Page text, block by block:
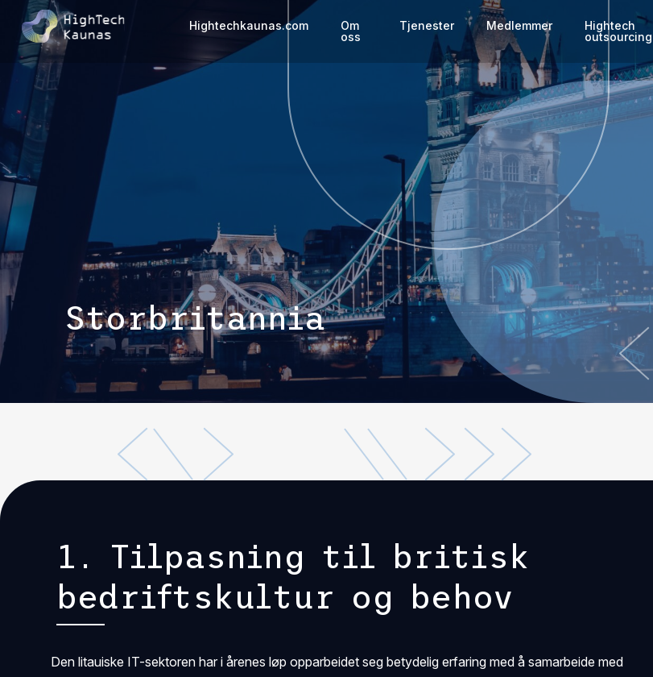
Hightechkaunas.com
Om
oss
Tjenester Medlemmer
Hightech
outsourcing
Storbritannia
1. Tilpasning til britisk
bedriftskultur og behov
Den litauiske IT-sektoren har i årenes løp opparbeidet seg betydelig erfaring med å samarbeide med